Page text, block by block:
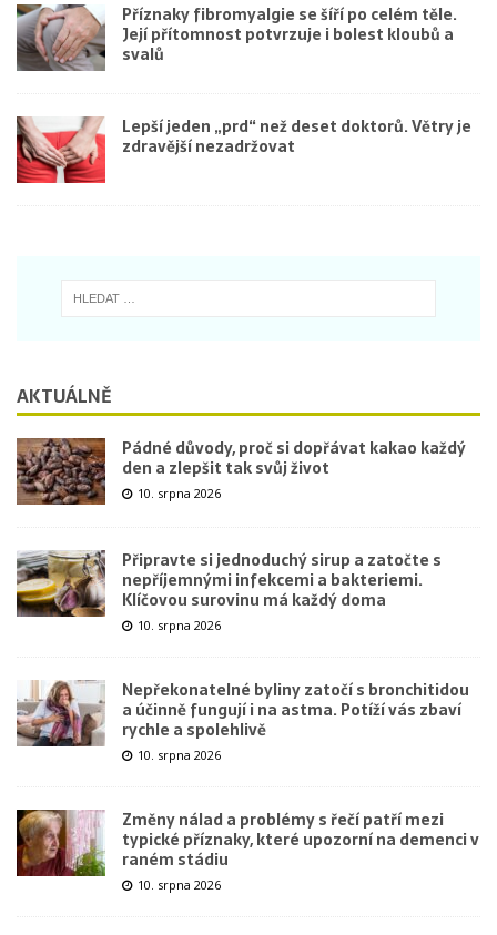
Příznaky fibromyalgie se šíří po celém těle.
Její přítomnost potvrzuje i bolest kloubů a
svalů
Lepší jeden „prd“ než deset doktorů. Větry je
zdravější nezadržovat
AKTUÁLNĚ
Pádné důvody, proč si dopřávat kakao každý
den a zlepšit tak svůj život
10. srpna 2026
Připravte si jednoduchý sirup a zatočte s
nepříjemnými infekcemi a bakteriemi.
Klíčovou surovinu má každý doma
10. srpna 2026
Nepřekonatelné byliny zatočí s bronchitidou
a účinně fungují i na astma. Potíží vás zbaví
rychle a spolehlivě
10. srpna 2026
Změny nálad a problémy s řečí patří mezi
typické příznaky, které upozorní na demenci v
raném stádiu
10. srpna 2026